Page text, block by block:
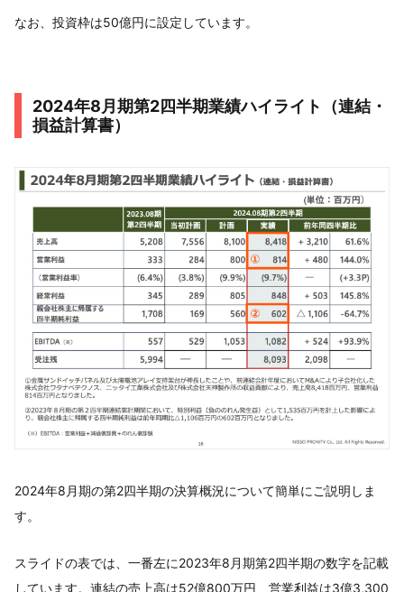
なお、投資枠は50億円に設定しています。
2024年8月期第2四半期業績ハイライト（連結・
損益計算書）
2024年8月期の第2四半期の決算概況について簡単にご説明しま
す。
スライドの表では、一番左に2023年8月期第2四半期の数字を記載
しています。連結の売上高は52億800万円、営業利益は3億3,300